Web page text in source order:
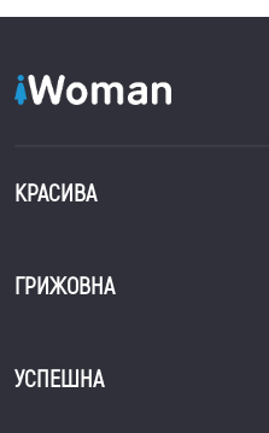
КРАСИВА
ГРИЖОВНА
УСПЕШНА